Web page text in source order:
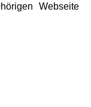
Webseite